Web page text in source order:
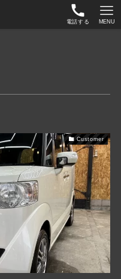
電話する MENU
Customer